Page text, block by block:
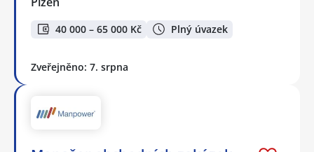
40 000 – 65 000 Kč Plný úvazek
Zveřejněno: 7. srpna